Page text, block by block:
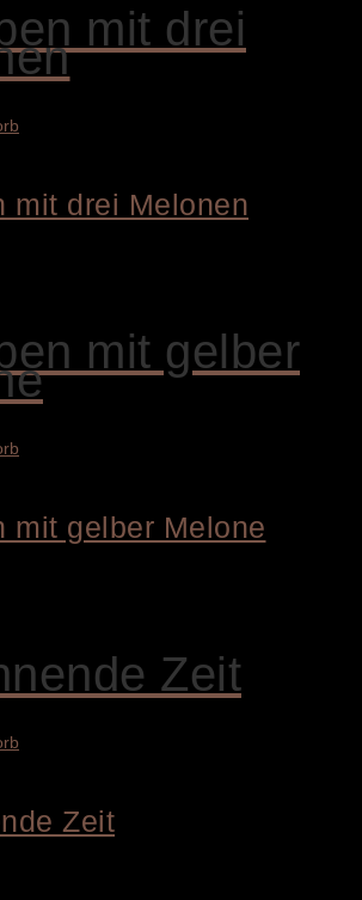
mit drei
mit drei Melonen
mit gelber
mit gelber Melone
Zeit
Zeit